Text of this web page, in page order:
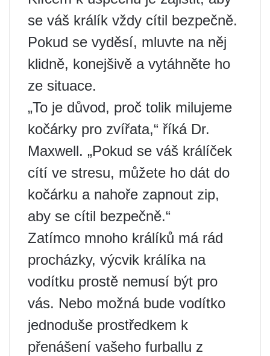
se váš králík vždy cítil bezpečně.
Pokud se vyděsí, mluvte na něj
klidně, konejšivě a vytáhněte ho
ze situace.
„To je důvod, proč tolik milujeme
kočárky pro zvířata,“ říká Dr.
Maxwell. „Pokud se váš králíček
cítí ve stresu, můžete ho dát do
kočárku a nahoře zapnout zip,
aby se cítil bezpečně.“
Zatímco mnoho králíků má rád
procházky, výcvik králíka na
vodítku prostě nemusí být pro
vás. Nebo možná bude vodítko
jednoduše prostředkem k
přenášení vašeho furballu z